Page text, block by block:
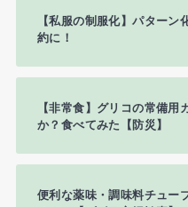
【私服の制服化】パター
約に！
【非常食】グリコの常備
か？食べてみた【防災】
便利な薬味・調味料チュー